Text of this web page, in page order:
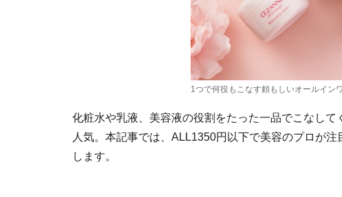
1つで何役もこなす頼もしいオールイン
化粧水や乳液、美容液の役割をたった一品でこなし
人気。本記事では、ALL1350円以下で美容のプロが
します。